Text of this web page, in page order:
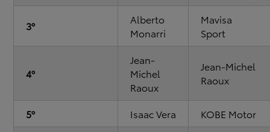
3º
Alberto
Monarri
Mavisa
Sport
4º
Jean-
Michel
Raoux
Jean-Michel
Raoux
5º Isaac Vera KOBE Motor